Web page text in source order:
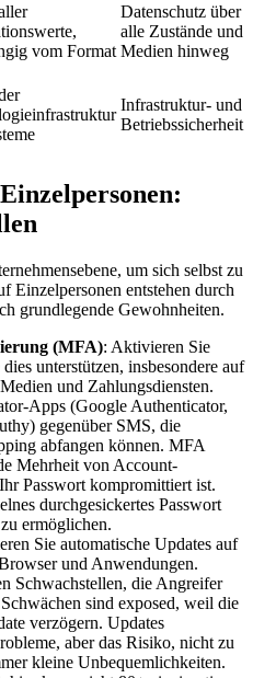
vom Format
Datenschutz über
alle Zustände und
Medien hinweg
Infrastruktur- und
Betriebssicherheit
um sich selbst zu
Einzelpersonen entstehen durch
grundlegende Gewohnheiten.
(MFA): Aktivieren Sie
unterstützen, insbesondere auf
und Zahlungsdiensten.
Apps (Google Authenticator,
gegenüber SMS, die
abfangen können. MFA
Mehrheit von Account-
Passwort kompromittiert ist.
durchgesickertes Passwort
zu ermöglichen.
Sie automatische Updates auf
und Anwendungen.
Schwachstellen, die Angreifer
sind exposed, weil die
verzögern. Updates
aber das Risiko, nicht zu
kleine Unbequemlichkeiten.